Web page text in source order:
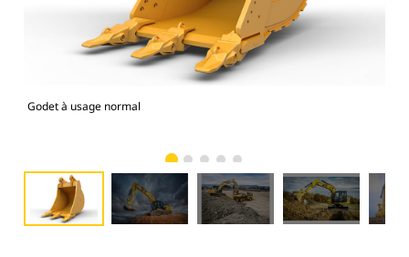
Godet à usage normal